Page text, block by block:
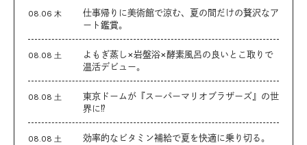
08.06 木
仕事帰りに美術館で涼む、夏の間だけの贅沢なア
ート鑑賞。
08.08 土
よもぎ蒸し×岩盤浴×酵素風呂の良いとこ取りで
温活デビュー。
08.08 土
東京ドームが『スーパーマリオブラザーズ』の世
界に⁉︎
08.08 土 効率的なビタミン補給で夏を快適に乗り切る。